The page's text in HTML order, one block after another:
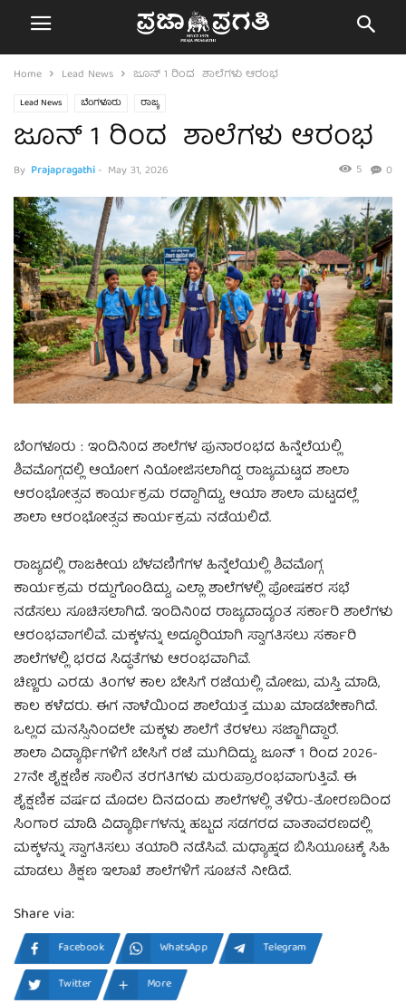
Home Lead News ಜೂನ್ 1 ರಿಂದ ಶಾಲೆಗಳು ಆರಂಭ
Lead News ಬೆಂಗಳೂರು ರಾಜ್ಯ
ಜೂನ್ 1 ರಿಂದ ಶಾಲೆಗಳು ಆರಂಭ
By Prajapragathi- May 31, 2026 0
5
ಬೆಂಗಳೂರು : ಇಂದಿನಿ0ದ ಶಾಲೆಗಳ ಪುನಾರಂಭದ ಹಿನ್ನೆಲೆಯಲ್ಲಿ
ಶಿವಮೊಗ್ಗದಲ್ಲಿ ಆಯೋಗ ನಿಯೋಜಿಸಲಾಗಿದ್ದ ರಾಜ್ಯಮಟ್ಟದ ಶಾಲಾ
ಆರಂಭೋತ್ಸವ ಕಾರ್ಯಕ್ರಮ ರದ್ದಾಗಿದ್ದು, ಆಯಾ ಶಾಲಾ ಮಟ್ಟದಲ್ಲೆ
ಶಾಲಾ ಆರಂಭೋತ್ಸವ ಕಾರ್ಯಕ್ರಮ ನಡೆಯಲಿದೆ.
ರಾಜ್ಯದಲ್ಲಿ ರಾಜಕೀಯ ಬೆಳವಣಿಗೆಗಳ ಹಿನ್ನೆಲೆಯಲ್ಲಿ ಶಿವಮೊಗ್ಗ
ಕಾರ್ಯಕ್ರಮ ರದ್ದುಗೊಂಡಿದ್ದು, ಎಲ್ಲಾ ಶಾಲೆಗಳಲ್ಲಿ ಪೋಷಕರ ಸಭೆ
ನಡೆಸಲು ಸೂಚಿಸಲಾಗಿದೆ. ಇಂದಿನಿ0ದ ರಾಜ್ಯದಾದ್ಯಂತ ಸರ್ಕಾರಿ ಶಾಲೆಗಳು
ಆರಂಭವಾಗಲಿವೆ. ಮಕ್ಕಳನ್ನು ಅದ್ಧೂರಿಯಾಗಿ ಸ್ವಾಗತಿಸಲು ಸರ್ಕಾರಿ
ಶಾಲೆಗಳಲ್ಲಿ ಭರದ ಸಿದ್ಧತೆಗಳು ಆರಂಭವಾಗಿವೆ.
ಚಿಣ್ಣರು ಎರಡು ತಿಂಗಳ ಕಾಲ ಬೇಸಿಗೆ ರಜೆಯಲ್ಲಿ ಮೋಜು, ಮಸ್ತಿ ಮಾಡಿ,
ಕಾಲ ಕಳೆದರು. ಈಗ ನಾಳೆಯಿಂದ ಶಾಲೆಯತ್ತ ಮುಖ ಮಾಡಬೇಕಾಗಿದೆ.
ಒಲ್ಲದ ಮನಸ್ಸಿನಿಂದಲೇ ಮಕ್ಕಳು ಶಾಲೆಗೆ ತೆರಳಲು ಸಜ್ಜಾಗಿದ್ದಾರೆ.
ಶಾಲಾ ವಿದ್ಯಾರ್ಥಿಗಳಿಗೆ ಬೇಸಿಗೆ ರಜೆ ಮುಗಿದಿದ್ದು, ಜೂನ್ 1 ರಿಂದ 2026-
27ನೇ ಶೈಕ್ಷಣಿಕ ಸಾಲಿನ ತರಗತಿಗಳು ಮರುಪ್ರಾರಂಭವಾಗುತ್ತಿವೆ. ಈ
ಶೈಕ್ಷಣಿಕ ವರ್ಷದ ಮೊದಲ ದಿನದಂದು ಶಾಲೆಗಳಲ್ಲಿ ತಳಿರು-ತೋರಣದಿಂದ
ಸಿಂಗಾರ ಮಾಡಿ ವಿದ್ಯಾರ್ಥಿಗಳನ್ನು ಹಬ್ಬದ ಸಡಗರದ ವಾತಾವರಣದಲ್ಲಿ
ಮಕ್ಕಳನ್ನು ಸ್ವಾಗತಿಸಲು ತಯಾರಿ ನಡೆಸಿವೆ. ಮಧ್ಯಾಹ್ನದ ಬಿಸಿಯೂಟಕ್ಕೆ ಸಿಹಿ
ಮಾಡಲು ಶಿಕ್ಷಣ ಇಲಾಖೆ ಶಾಲೆಗಳಿಗೆ ಸೂಚನೆ ನೀಡಿದೆ.
Share via:
Facebook WhatsApp
Telegram
Twitter
More